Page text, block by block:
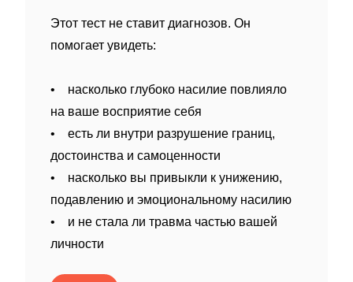
Этот тест не ставит диагнозов. Он
помогает увидеть:
• насколько глубоко насилие повлияло
на ваше восприятие себя
• есть ли внутри разрушение границ,
достоинства и самоценности
• насколько вы привыкли к унижению,
подавлению и эмоциональному насилию
• и не стала ли травма частью вашей
личности